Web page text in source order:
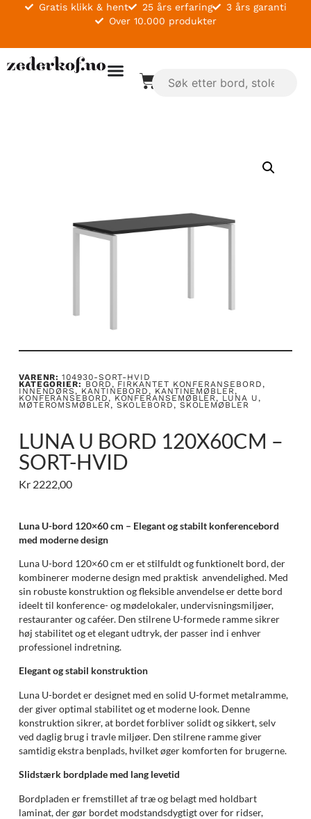
Gratis klikk & hent 25 års erfaring
3 års garanti
Over 10.000 produkter
VARENR:104930-SORT-HVID
KATEGORIER: BORD, FIRKANTET KONFERANSEBORD,
INNENDØRS, KANTINEBORD, KANTINEMØBLER,
KONFERANSEBORD, KONFERANSEMØBLER, LUNA U,
MØTEROMSMØBLER, SKOLEBORD, SKOLEMØBLER
LUNA U BORD 120X60CM –
SORT-HVID
Kr2222,00
Luna U-bord 120×60 cm – Elegant og stabilt konferencebord
med moderne design
Luna U-bord 120×60 cm er et stilfuldt og funktionelt bord, der
kombinerer moderne design med praktisk anvendelighed. Med
sin robuste konstruktion og fleksible anvendelse er dette bord
ideelt til konference- og mødelokaler, undervisningsmiljøer,
restauranter og caféer. Den stilrene U-formede ramme sikrer
høj stabilitet og et elegant udtryk, der passer ind i enhver
professionel indretning.
Elegant og stabil konstruktion
Luna U-bordet er designet med en solid U-formet metalramme,
der giver optimal stabilitet og et moderne look. Denne
konstruktion sikrer, at bordet forbliver solidt og sikkert, selv
ved daglig brug i travle miljøer. Den stilrene ramme giver
samtidig ekstra benplads, hvilket øger komforten for brugerne.
Slidstærk bordplade med lang levetid
Bordpladen er fremstillet af træ og belagt med holdbart
laminat, der gør bordet modstandsdygtigt over for ridser,